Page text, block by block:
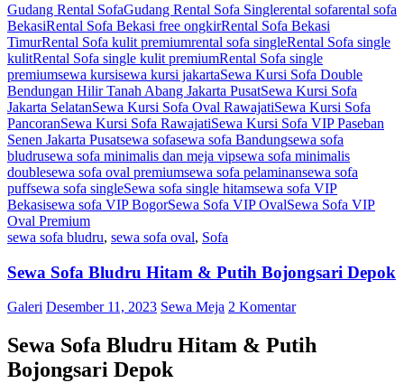
Gudang Rental SofaGudang Rental Sofa Singlerental sofarental sofa
BekasiRental Sofa Bekasi free ongkirRental Sofa Bekasi
TimurRental Sofa kulit premiumrental sofa singleRental Sofa single
kulitRental Sofa single kulit premiumRental Sofa single
premiumsewa kursisewa kursi jakartaSewa Kursi Sofa Double
Bendungan Hilir Tanah Abang Jakarta PusatSewa Kursi Sofa
Jakarta SelatanSewa Kursi Sofa Oval RawajatiSewa Kursi Sofa
PancoranSewa Kursi Sofa RawajatiSewa Kursi Sofa VIP Paseban
Senen Jakarta Pusatsewa sofasewa sofa Bandungsewa sofa
bludrusewa sofa minimalis dan meja vipsewa sofa minimalis
doublesewa sofa oval premiumsewa sofa pelaminansewa sofa
puffsewa sofa singleSewa sofa single hitamsewa sofa VIP
Bekasisewa sofa VIP BogorSewa Sofa VIP OvalSewa Sofa VIP
Oval Premium
sewa sofa bludru, sewa sofa oval, Sofa
Sewa Sofa Bludru Hitam & Putih Bojongsari Depok
Galeri Desember 11, 2023 Sewa Meja 2 Komentar
Sewa Sofa Bludru Hitam & Putih
Bojongsari Depok